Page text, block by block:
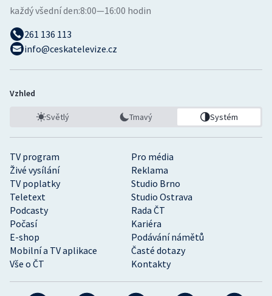
TV program
Pro média
Živé vysílání
Reklama
TV poplatky
Studio Brno
Teletext
Studio Ostrava
Podcasty
Rada ČT
Počasí
Kariéra
E-shop
Podávání námětů
Mobilní a TV aplikace
Časté dotazy
Vše o ČT
Kontakty
každý všední den:8:00—16:00 hodin
261 136 113
info@ceskatelevize.cz
Vzhled
Světlý Tmavý Systém